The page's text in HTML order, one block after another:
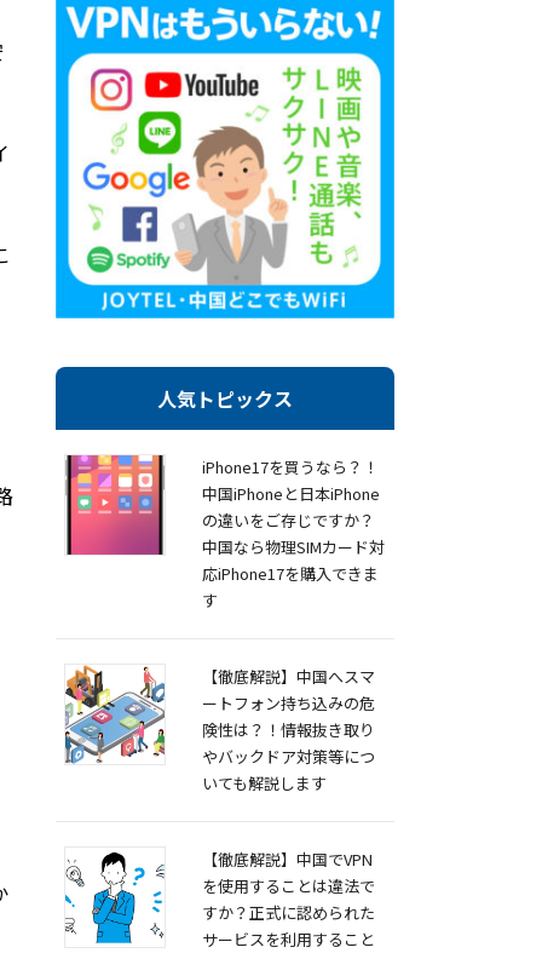
WiFiレンタルプラン料金のシミュレーションができま
シミュレーションする
人気トピックス
iPhone17を買うなら？！
中国iPhoneと日本iPhone
の違いをご存じですか？
中国なら物理SIMカード対
応iPhone17を購入できま
す
【徹底解説】中国へスマ
ートフォン持ち込みの危
険性は？！情報抜き取り
やバックドア対策等につ
いても解説します
【徹底解説】中国でVPN
を使用することは違法で
すか？正式に認められた
サービスを利用すること